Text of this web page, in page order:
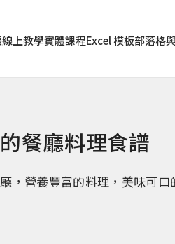
線上教學實體課程Excel 模板部落格
餐廳料理食譜
，營養豐富的料理，美味可口